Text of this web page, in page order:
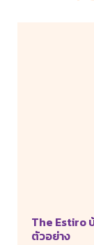
The Estiro
ตัวอย่าง